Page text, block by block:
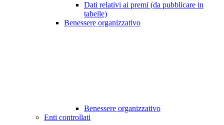
Dati relativi ai premi (da pubblicare in
tabelle)
Benessere organizzativo
Benessere organizzativo
Enti controllati